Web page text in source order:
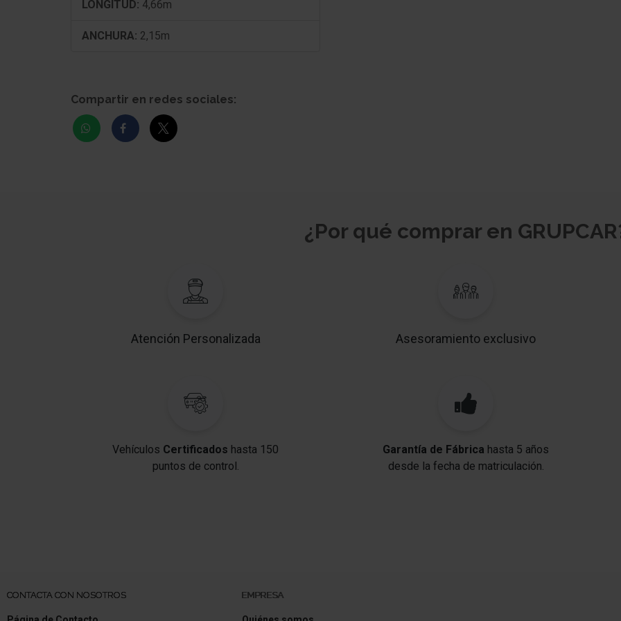
LONGITUD: 4,66m
ANCHURA: 2,15m
Compartir en redes sociales:
¿Por qué comprar en
Atención Personalizada Asesoramiento exclusivo
Vehículos Certificados hasta 150
puntos de control.
Garantía de Fábrica hasta 5 años
desde la fecha de matriculación.
CONTACTA CON NOSOTROS EMPRESA